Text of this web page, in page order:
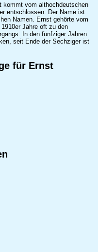
kommt vom althochdeutschen
entschlossen. Der Name ist
Namen. Ernst gehörte vom
Jahre oft zu den
In den fünfziger Jahren
seit Ende der Sechziger ist
für Ernst